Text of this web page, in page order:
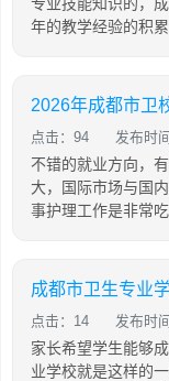
年的教学经验的积
2026年成都市卫
点击：94 发布时
不错的就业方向，
大，国际市场与国
事护理工作是非常吃
成都市卫生专业
点击：14 发布时
家长希望学生能够
业学校就是这样的